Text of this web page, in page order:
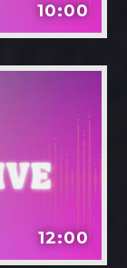
10:00
12:00